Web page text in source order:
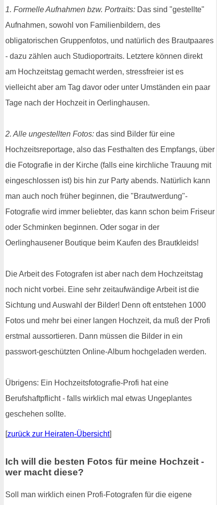
1. Formelle Aufnahmen bzw. Portraits: Das sind "gestellte"
Aufnahmen, sowohl von Familienbildern, des
obligatorischen Gruppenfotos, und natürlich des Brautpaares
- dazu zählen auch Studioportraits. Letztere können direkt
am Hochzeitstag gemacht werden, stressfreier ist es
vielleicht aber am Tag davor oder unter Umständen ein paar
Tage nach der Hochzeit in Oerlinghausen.
2. Alle ungestellten Fotos: das sind Bilder für eine
Hochzeitsreportage, also das Festhalten des Empfangs, über
die Fotografie in der Kirche (falls eine kirchliche Trauung mit
eingeschlossen ist) bis hin zur Party abends. Natürlich kann
man auch noch früher beginnen, die "Brautwerdung"-
Fotografie wird immer beliebter, das kann schon beim Friseur
oder Schminken beginnen. Oder sogar in der
Oerlinghausener Boutique beim Kaufen des Brautkleids!
Die Arbeit des Fotografen ist aber nach dem Hochzeitstag
noch nicht vorbei. Eine sehr zeitaufwändige Arbeit ist die
Sichtung und Auswahl der Bilder! Denn oft entstehen 1000
Fotos und mehr bei einer langen Hochzeit, da muß der Profi
erstmal aussortieren. Dann müssen die Bilder in ein
passwort-geschützten Online-Album hochgeladen werden.
Übrigens: Ein Hochzeitsfotografie-Profi hat eine
Berufshaftpflicht - falls wirklich mal etwas Ungeplantes
geschehen sollte.
[zurück zur Heiraten-Übersicht]
Ich will die besten Fotos für meine Hochzeit -
wer macht diese?
Soll man wirklich einen Profi-Fotografen für die eigene